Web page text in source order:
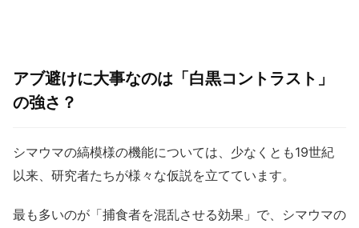
アブ避けに大事なのは「白黒コントラスト」
の強さ？
シマウマの縞模様の機能については、少なくとも19世紀
以来、研究者たちが様々な仮説を立てています。
最も多いのが「捕食者を混乱させる効果」で、シマウマの